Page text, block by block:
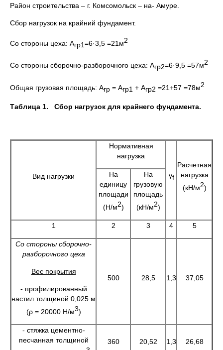
Район строительства – г. Комсомольск – на- Амуре.
Сбор нагрузок на крайний фундамент.
Со стороны цеха: Агр1=6·3,5 =21м2
Со стороны сборочно-разборочного цеха: Агр2=6·9,5 =57м2
Общая грузовая площадь: Агр = Агр1 + Агр2 =21+57 =78м2
Таблица 1. Сбор нагрузок для крайнего фундамента.
Вид нагрузки
Нормативная
нагрузка
γf
Расчетная
нагрузка
(кН/м2)
На
единицу
площади
(Н/м2)
На
грузовую
площадь
(кН/м2)
1 2 3 4 5
Со стороны сборочно-
разборочного цеха
Вес покрытия
- профилированный
настил толщиной 0,025 м
(ρ = 20000 Н/м3)
500 28,5 1,3 37,05
- стяжка цементно-
песчанная толщиной
360 20,52 1,3 26,68